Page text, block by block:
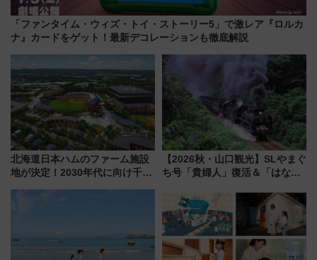
「ファンタイム・ウィズ・トイ・ストーリー5」で激レア『ロルカ
ナ』カードをゲット！最新デコレーションも徹底解説
北海道日本ハムのファーム施設
地が決定！2030年代に向け千歳
【2026秋・山口観光】SLやまぐ
ち号「貴婦人」復活＆「はなあ
注目観光列車まとめ きっぷの取
り方は？